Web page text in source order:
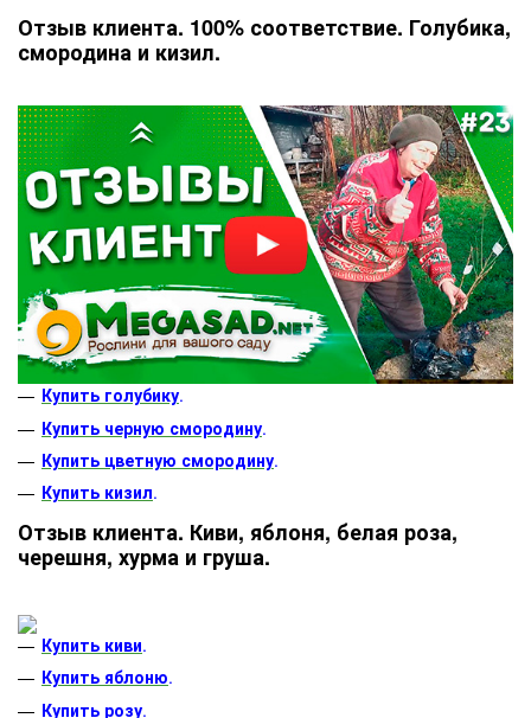
Отзыв клиента. 100% соответствие. Голубика,
смородина и кизил.
Купить голубику.
Купить черную смородину.
Купить цветную смородину.
Купить кизил.
Отзыв клиента. Киви, яблоня, белая роза,
черешня, хурма и груша.
Купить киви.
Купить яблоню.
Купить розу.